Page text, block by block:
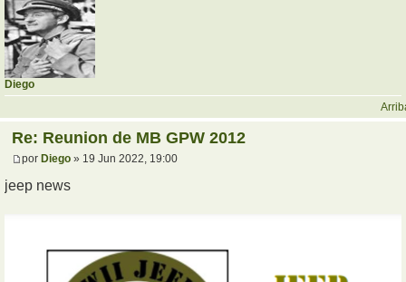
Diego
Re: Reunion de MB GPW 2012
por Diego » 19 Jun 2022, 19:00
jeep news